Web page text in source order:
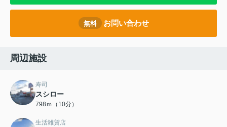
無料 お問い合わせ
周辺施設
寿司
スシロー
798ｍ（10分）
生活雑貨店